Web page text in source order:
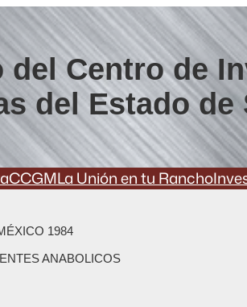
del Centro de
del Estado de
CCGMLa Unión en tu Rancho
1984
ANABOLICOS